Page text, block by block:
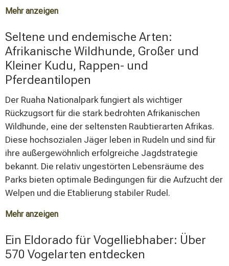
Mehr anzeigen
aufgrund ihrer scheuen und nachtaktiven Lebensweise
seltener zu beobachten. Geparden bevorzugen die
offeneren Savannengebiete des Parks, wo sie ihre
charakteristische Jagdstrategie optimal einsetzen
können. Die Anwesenheit aller drei großen
afrikanischen Raubkatzenarten macht den Ruaha
Nationalpark zu einem erstklassigen Ziel für
Raubtierbeobachtungen.
Seltene und endemische Arten:
Afrikanische Wildhunde, Großer und
Kleiner Kudu, Rappen- und
Pferdeantilopen
Der Ruaha Nationalpark fungiert als wichtiger
Rückzugsort für die stark bedrohten Afrikanischen
Wildhunde, eine der seltensten Raubtierarten Afrikas.
Diese hochsozialen Jäger leben in Rudeln und sind für
ihre außergewöhnlich erfolgreiche Jagdstrategie
bekannt. Die relativ ungestörten Lebensräume des
Parks bieten optimale Bedingungen für die Aufzucht der
Welpen und die Etablierung stabiler Rudel.
Mehr anzeigen
Unter den Antilopenarten zeichnet sich der Park durch
eine bemerkenswerte Vielfalt aus. Sowohl der Große
als auch der Kleine Kudu sind regelmäßig anzutreffen,
Ein Eldorado für Vogelliebhaber: Über
570 Vogelarten entdecken